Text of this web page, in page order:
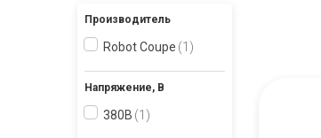
Производитель
Robot Coupe 1
Напряжение, В
380В 1